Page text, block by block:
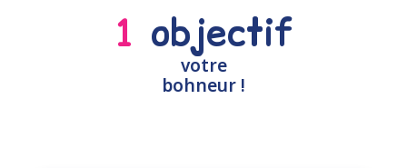
votre
bohneur !
1 objectif